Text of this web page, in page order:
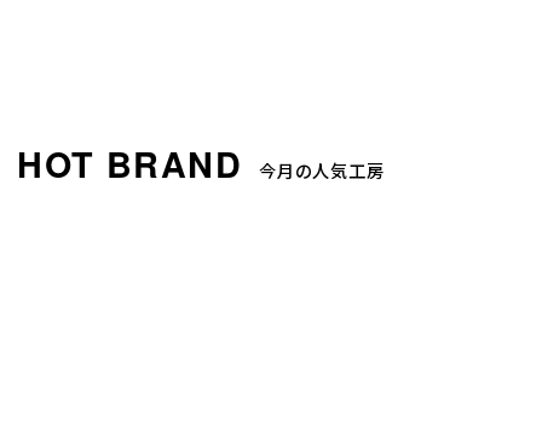
今月の人気工房